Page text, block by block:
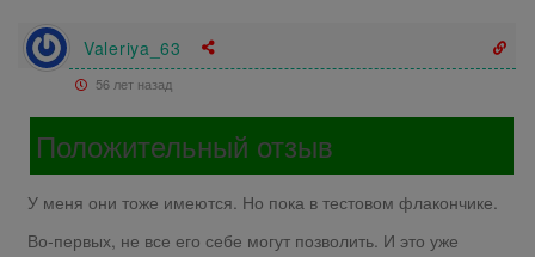
Valeriya_63
56 лет назад
Положительный отзыв
У меня они тоже имеются. Но пока в тестовом флакончике.
Во-первых, не все его себе могут позволить. И это уже